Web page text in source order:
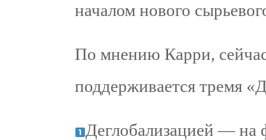
началом нового
По мнению Карри,
поддерживается тремя
Деглобализацией — на